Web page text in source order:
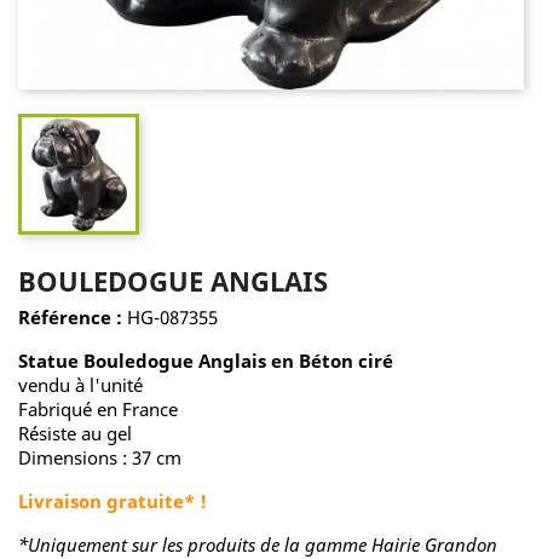
BOULEDOGUE ANGLAIS
Référence : HG-087355
Statue Bouledogue Anglais en Béton ciré
vendu à l'unité
Fabriqué en France
Résiste au gel
Dimensions : 37 cm
Livraison gratuite* !
*Uniquement sur les produits de la gamme Hairie Grandon